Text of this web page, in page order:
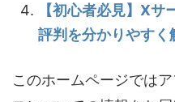
【初心者必見】Xサ
評判を分かりやすく
このホームページでは